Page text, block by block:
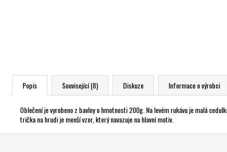
Popis Související (8) Diskuze Informace o výrobci
Oblečení je vyrobeno z bavlny o hmotnosti 200g. Na levém rukávu je malá
trička na hrudi je menší vzor, který navazuje na hlavní motiv.